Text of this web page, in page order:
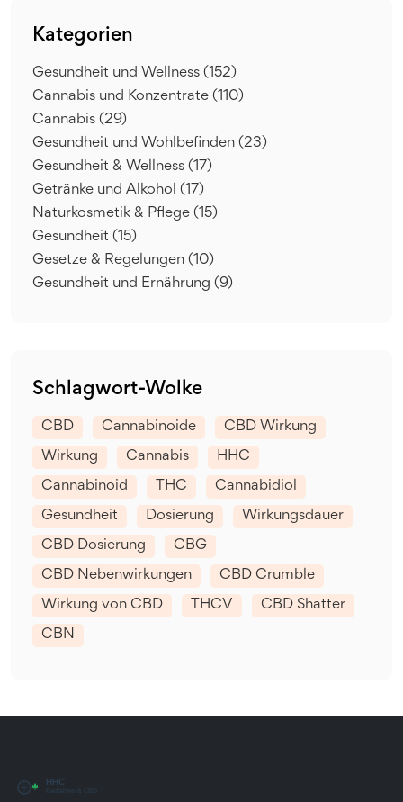
Kategorien
Gesundheit und Wellness (152)
Cannabis und Konzentrate (110)
Cannabis (29)
Gesundheit und Wohlbefinden (23)
Gesundheit & Wellness (17)
Getränke und Alkohol (17)
Naturkosmetik & Pflege (15)
Gesundheit (15)
Gesetze & Regelungen (10)
Gesundheit und Ernährung (9)
Schlagwort-Wolke
CBD Cannabinoide CBD Wirkung
Wirkung Cannabis HHC
Cannabinoid THC Cannabidiol
Gesundheit Dosierung Wirkungsdauer
CBD Dosierung CBG
CBD Nebenwirkungen CBD Crumble
Wirkung von CBD THCV CBD Shatter
CBN